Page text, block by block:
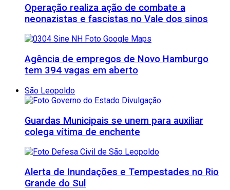
Operação realiza ação de combate a
neonazistas e fascistas no Vale dos sinos
Agência de empregos de Novo Hamburgo
tem 394 vagas em aberto
São Leopoldo
Guardas Municipais se unem para auxiliar
colega vítima de enchente
Alerta de Inundações e Tempestades no Rio
Grande do Sul